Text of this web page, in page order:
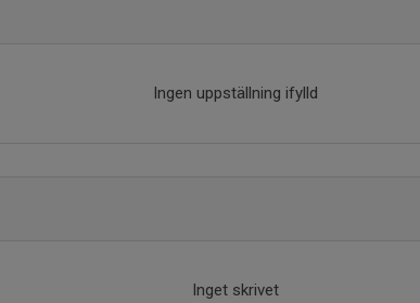
Ingen uppställning ifylld
Inget skrivet